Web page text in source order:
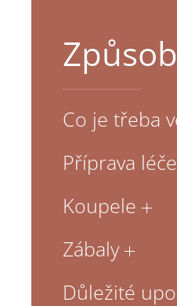
Co je třeba
Příprava
Koupele
Zábaly
Důležité